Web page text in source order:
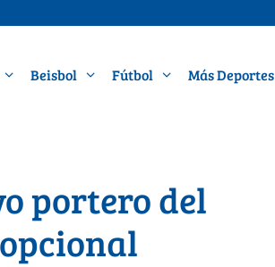
Beisbol Fútbol Más Deportes
portero del